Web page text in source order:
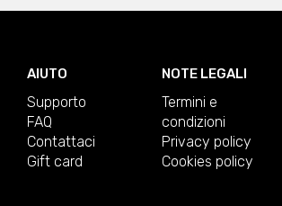
AIUTO
Supporto
FAQ
Contattaci
Gift card
NOTE LEGALI
Termini e
condizioni
Privacy policy
Cookies policy